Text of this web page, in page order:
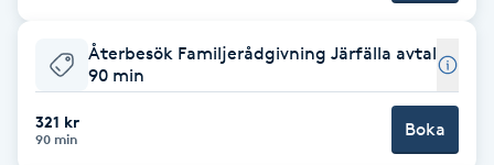
Blowout
Återbesök Familjerådgivning Järfälla avtal
90 min
321 kr
90 min Boka